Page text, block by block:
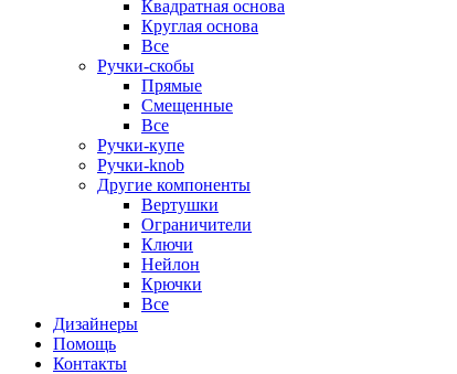
Квадратная основа
Круглая основа
Все
Ручки-скобы
Прямые
Смещенные
Все
Ручки-купе
Ручки-knob
Другие компоненты
Вертушки
Ограничители
Ключи
Нейлон
Крючки
Все
Дизайнеры
Помощь
Контакты